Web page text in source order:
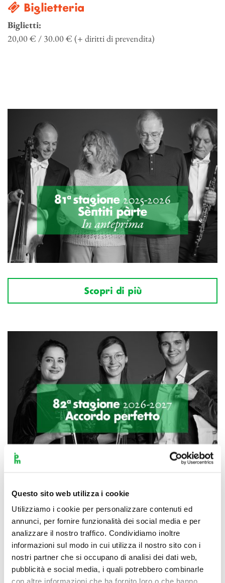
Questo sito web utilizza i cookie
Utilizziamo i cookie per personalizzare contenuti ed
annunci, per fornire funzionalità dei social media e per
analizzare il nostro traffico. Condividiamo inoltre
informazioni sul modo in cui utilizza il nostro sito con i
nostri partner che si occupano di analisi dei dati web,
pubblicità e social media, i quali potrebbero combinarle
Biglietteria
Biglietti:
20,00 € / 30.00 € (+ diritti di prevendita)
Scopri di più
Scopri di più